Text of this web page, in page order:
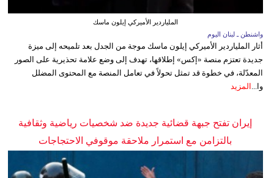
الملياردير الأميركي إيلون ماسك
واشنطن ـ لبنان اليوم
أثار الملياردير الأميركي إيلون ماسك موجة من الجدل بعد تلميحه إلى ميزة
جديدة تعتزم منصة «إكس» إطلاقها، تهدف إلى وضع علامة تحذيرية على الصور
المعدّلة، في خطوة قد تمثل تحولاً في تعامل المنصة مع المحتوى المضلل
وا...
المزيد
إيران تفتح جبهة قضائية جديدة ضد شخصيات رياضية وثقافية
بالتزامن مع استمرار ملاحقة موقوفي الاحتجاجات